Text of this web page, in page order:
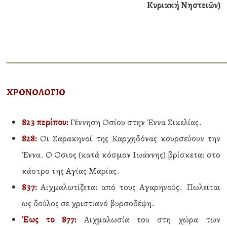
Κυριακή Νηστειῶν)
ΧΡΟΝΟΛΟΓΙΟ
823 περίπου:Γέννηση Οσίου στην Έννα Σικελίας.
828:Οι Σαρακηνοί της Καρχηδόνας κουρσεύουν την
Έννα. Ο Οσιος (κατά κόσμον Ιωάννης) βρίσκεται στο
κάστρο της Αγίας Μαρίας.
837:Αιχμαλωτίζεται από τους Αγαρηνούς. Πωλείται
ως δούλος σε χριστιανό βυρσοδέψη.
Έως το 877:Αιχμαλωσία του στη χώρα των